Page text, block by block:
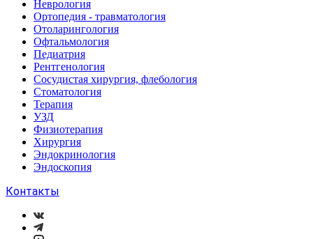
Неврология
Ортопедия - травматология
Отоларингология
Офтальмология
Педиатрия
Рентгенология
Сосудистая хирургия, флебология
Стоматология
Терапия
УЗД
Физиотерапия
Хирургия
Эндокринология
Эндоскопия
Контакты